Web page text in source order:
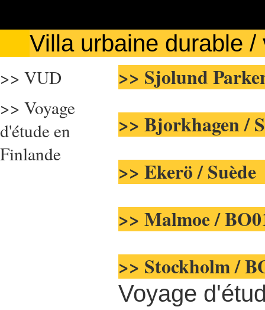
Villa urbaine durable
>> VUD
>> Voyage
d'étude en
Finlande
>> Sjolund
>> Bjorkhagen /
>> Ekerö / Suède
>> Malmoe /
>> Stockholm /
Voyage